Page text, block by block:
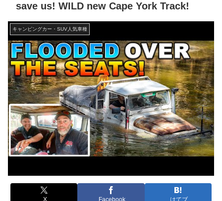
save us! WILD new Cape York Track!
キャンピングカー・SUV人気車種